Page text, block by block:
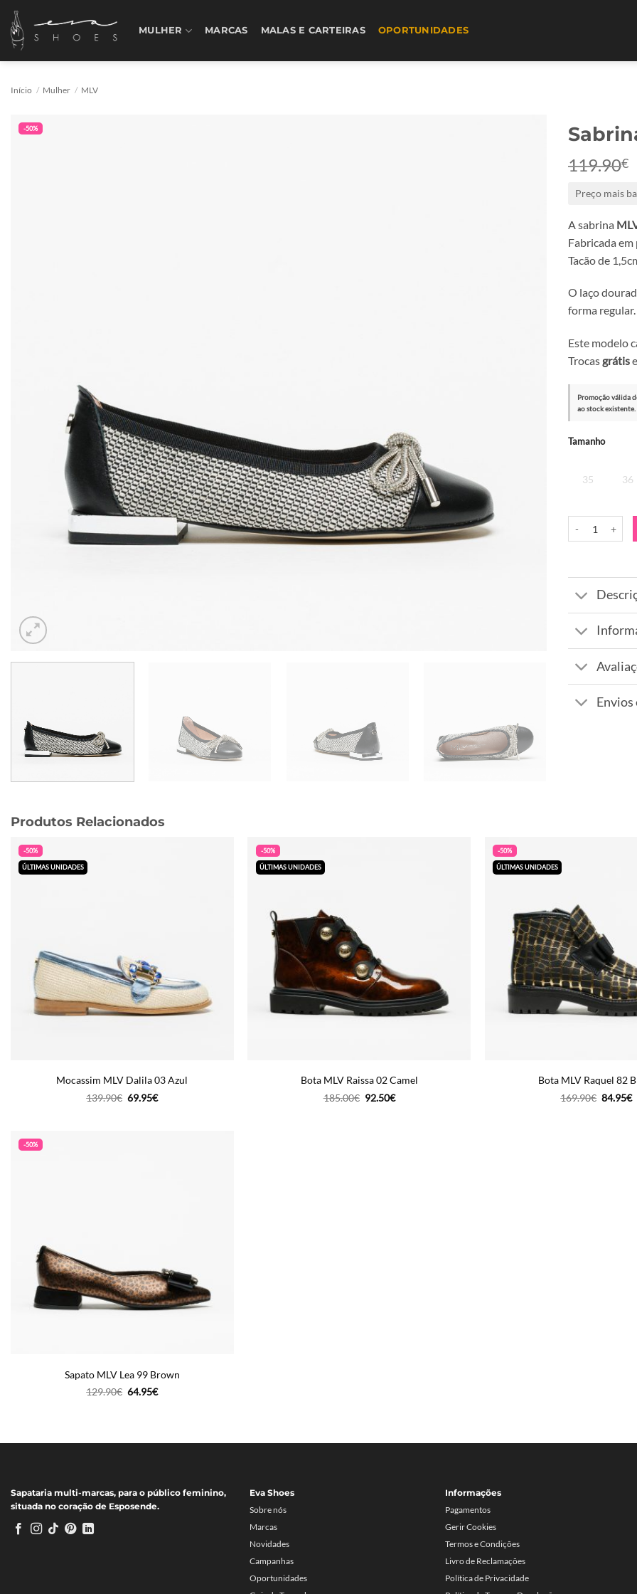
Skip
content
MULHER MARCAS MALAS E CARTEIRAS OPORTUNIDADES
Início / Mulher / MLV
-50%
119.90€
Preço mais
A sabrina
Fabricada
Tacão de
O laço
forma regular.
Este modelo
Trocas grátis
Promoção válida
ao stock existente.
Tamanho
35 36
Alternative:
Envios
Produtos Relacionados
-50%
ÚLTIMAS UNIDADES
Mocassim MLV Dalila 03 Azul
139.90€ O
69.95€O
-50%
ÚLTIMAS UNIDADES
Bota MLV Raissa 02 Camel
185.00€ O
92.50€O
-50%
ÚLTIMAS UNIDADES
Bota MLV Raquel 82
169.90€ O
84.95€O
-50%
Sapato MLV Lea 99 Brown
129.90€ O
64.95€O
Sapataria multi-marcas, para o público feminino,
situada no coração de Esposende.
Eva Shoes
Sobre nós
Marcas
Novidades
Campanhas
Oportunidades
Informações
Pagamentos
Gerir Cookies
Termos e Condições
Livro de Reclamações
Política de Privacidade